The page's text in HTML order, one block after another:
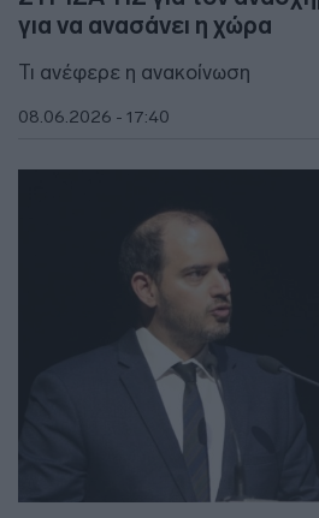
για να ανασάνει η χώρα
Τι ανέφερε η ανακοίνωση
08.06.2026 - 17:40